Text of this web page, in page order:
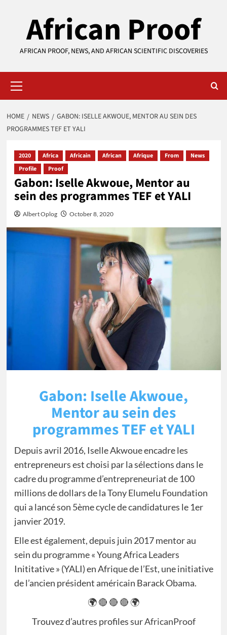
African Proof
AFRICAN PROOF, NEWS, AND AFRICAN SCIENTIFIC DISCOVERIES
Menu
HOME NEWS
GABON: ISELLE AKWOUE, MENTOR AU SEIN DES
PROGRAMMES TEF ET YALI
2020 Africa Africain African Afrique From
News
Profile
Proof
Gabon: Iselle Akwoue, Mentor au
sein des programmes TEF et YALI
Albert Oplog October 8, 2020
Gabon: Iselle Akwoue,
Mentor au sein des
programmes TEF et YALI
Depuis avril 2016, Iselle Akwoue encadre les
entrepreneurs est choisi par la sélections dans le
cadre du programme d’entrepreneuriat de 100
millions de dollars de la Tony Elumelu Foundation
qui a lancé son 5ème cycle de candidatures le 1er
janvier 2019.
Elle est également, depuis juin 2017 mentor au
sein du programme « Young Africa Leaders
Inititative » (YALI) en Afrique de l’Est, une initiative
de l’ancien président américain Barack Obama.
🌍 🔴 🔴 🔴 🌍
Trouvez d’autres profiles surAfricanProof